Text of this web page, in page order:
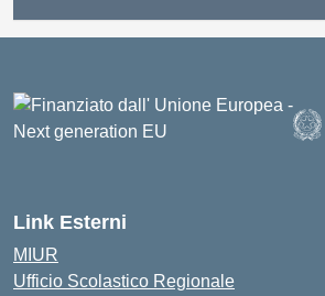
Link Esterni
MIUR
Ufficio Scolastico Regionale